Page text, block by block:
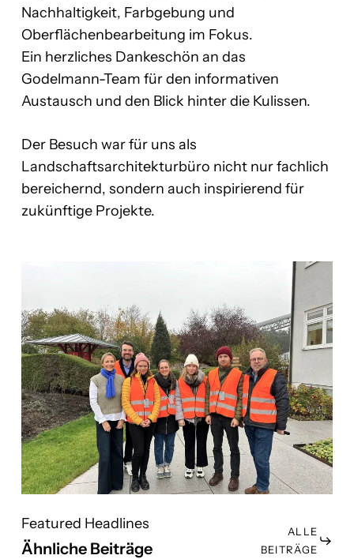
Nachhaltigkeit, Farbgebung und
Oberflächenbearbeitung im Fokus.
Ein herzliches Dankeschön an das
Godelmann-Team für den informativen
Austausch und den Blick hinter die Kulissen.
Der Besuch war für uns als
Landschaftsarchitekturbüro nicht nur fachlich
bereichernd, sondern auch inspirierend für
zukünftige Projekte.
Featured Headlines
Ähnliche Beiträge
ALLE
BEITRÄGE